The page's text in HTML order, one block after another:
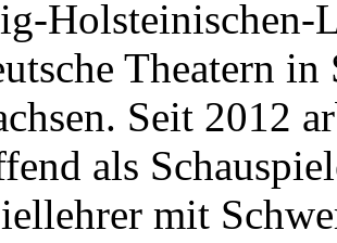
Holsteinischen-
Theatern
Seit 2012
als
mit